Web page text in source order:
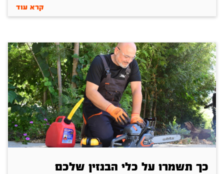
קרא עוד
כך תשמרו על כלי הבנזין שלכם